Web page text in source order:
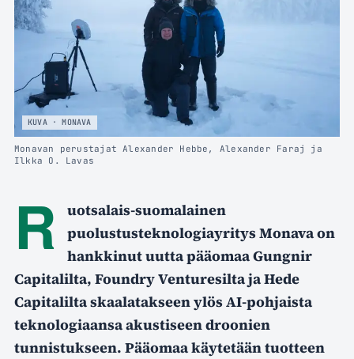
KUVA · MONAVA
Monavan perustajat Alexander Hebbe, Alexander Faraj ja
Ilkka O. Lavas
R
uotsalais-suomalainen
puolustusteknologiayritys Monava on
hankkinut uutta pääomaa Gungnir
Capitalilta, Foundry Venturesilta ja Hede
Capitalilta skaalatakseen ylös AI-pohjaista
teknologiaansa akustiseen droonien
tunnistukseen. Pääomaa käytetään tuotteen